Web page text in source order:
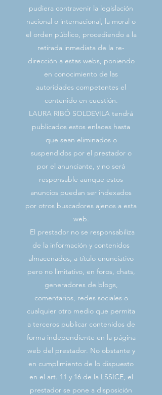
pudiera contravenir la legislación
nacional o internacional, la moral o
el orden público, procediendo a la
retirada inmediata de la re-
dirección a estas webs, poniendo
en conocimiento de las
autoridades competentes el
contenido en cuestión.
LAURA RIBÓ SOLDEVILA tendrá
publicados estos enlaces hasta
que sean eliminados o
suspendidos por el prestador o
por el anunciante, y no será
responsable aunque estos
anuncios puedan ser indexados
por otros buscadores ajenos a esta
web.
El prestador no se responsabiliza
de la información y contenidos
almacenados, a título enunciativo
pero no limitativo, en foros, chats,
generadores de blogs,
comentarios, redes sociales o
cualquier otro medio que permita
a terceros publicar contenidos de
forma independiente en la página
web del prestador. No obstante y
en cumplimiento de lo dispuesto
en el art. 11 y 16 de la LSSICE, el
prestador se pone a disposición